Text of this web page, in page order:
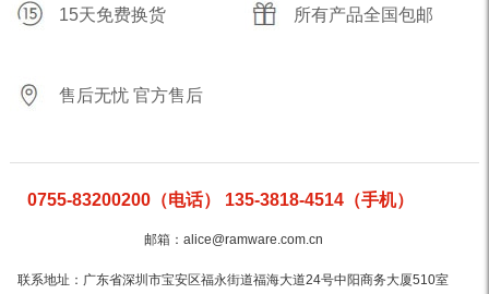
15天免费换货 所有产品全国包邮
售后无忧 官方售后
0755-83200200（电话） 135-3818-4514（手机）
邮箱：alice@ramware.com.cn
联系地址：广东省深圳市宝安区福永街道福海大道24号中阳商务大厦510室